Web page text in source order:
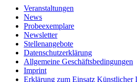
Veranstaltungen
News
Probeexemplare
Newsletter
Stellenangebote
Datenschutzerklärung
Allgemeine Geschäftsbedingungen
Imprint
Erklärung zum Einsatz Künstlicher